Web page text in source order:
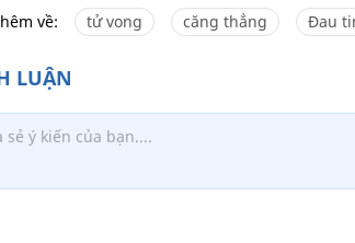
về: tử vong căng thẳng Đau